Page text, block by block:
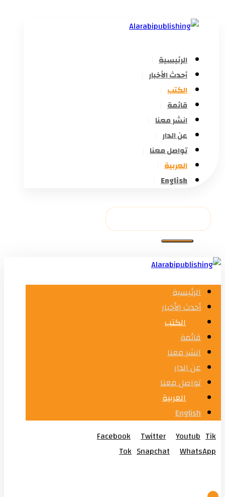
الرئيسية
أحدث الأخبار
الكتب
قائمة
انشر معنا
عن الدار
تواصل معنا
العربية
English
الرئيسية
أحدث الأخبار
الكتب
قائمة
انشر معنا
عن الدار
تواصل معنا
العربية
English
Facebook
Twitter Youtub Tik
Tok Snapchat
WhatsApp